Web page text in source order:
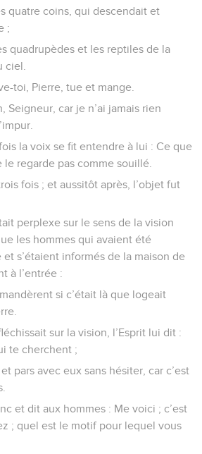
quatre coins, qui descendait et
;
quadrupèdes et les reptiles de la
ciel.
toi, Pierre, tue et mange.
Seigneur, car je n’ai jamais rien
la voix se fit entendre à lui : Ce que
le regarde pas comme souillé.
fois ; et aussitôt après, l’objet fut
perplexe sur le sens de la vision
les hommes qui avaient été
s’étaient informés de la maison de
à l’entrée :
si c’était là que logeait
sur la vision, l’Esprit lui dit :
te cherchent ;
pars avec eux sans hésiter, car c’est
et dit aux hommes : Me voici ; c’est
; quel est le motif pour lequel vous